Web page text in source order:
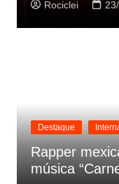
Rociclei
Destaque
Rapper
música